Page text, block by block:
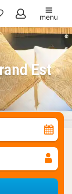
menu
Est